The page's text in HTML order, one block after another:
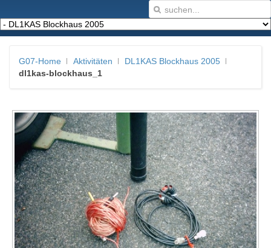
G07-Home Aktivitäten
DL1KAS Blockhaus 2005
dl1kas-blockhaus_1